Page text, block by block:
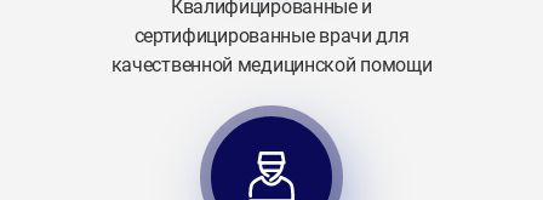
Квалифицированные и
сертифицированные врачи для
качественной медицинской помощи